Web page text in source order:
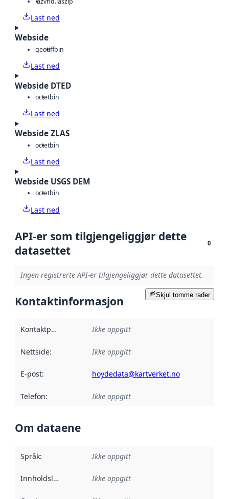
Last ned
Webside
geotiffbin
Last ned
Webside DTED
octetbin
Last ned
Webside ZLAS
octetbin
Last ned
Webside USGS DEM
octetbin
Last ned
API-er som tilgjengeliggjør dette
datasettet
0
Ingen registrerte API-er tilgjengeliggjør dette datasettet.
Skjul tomme rader
Kontaktinformasjon
Kontaktpunkt Ikke oppgitt
Nettside: Ikke oppgitt
E-post: hoydedata@kartverket.no
Telefon: Ikke oppgitt
Om dataene
Språk: Ikke oppgitt
Innholdsleverandører :
Ikke oppgitt